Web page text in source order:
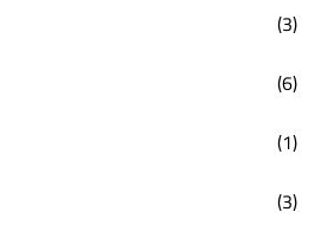
(3)
(6)
(1)
(3)